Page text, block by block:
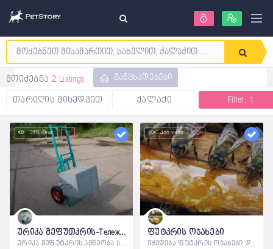
მოიძებნა 2 Listings განცხადებები
თარიღის მიხედვით ქალაქი Filter: 1
290 views
ურიკა მეფუთკრის-Тележка-подъемник для ульев
ურიკა მეფუტკრის.ამწეობა სიმაღლეში130
466 views
ფუტკრის ოჯახები
იყიდება ფუტკრის ოჯახები დეტალებზე